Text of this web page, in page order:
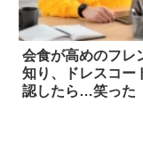
会食が高めのフレ
知り、ドレスコー
認したら…笑った